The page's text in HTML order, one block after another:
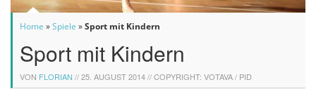
Home »Spiele »Sport mit Kindern
Sport mit Kindern
VON FLORIAN //25. AUGUST 2014// COPYRIGHT: VOTAVA / PID